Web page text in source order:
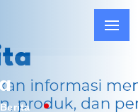
Berita